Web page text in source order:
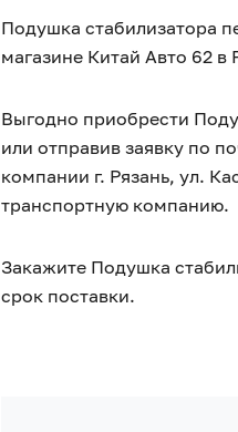
Подушка стабилизатора
магазине Китай Авто 62
Выгодно приобрести
или отправив заявку по
компании г. Рязань, ул.
транспортную компанию.
Закажите Подушка
срок поставки.